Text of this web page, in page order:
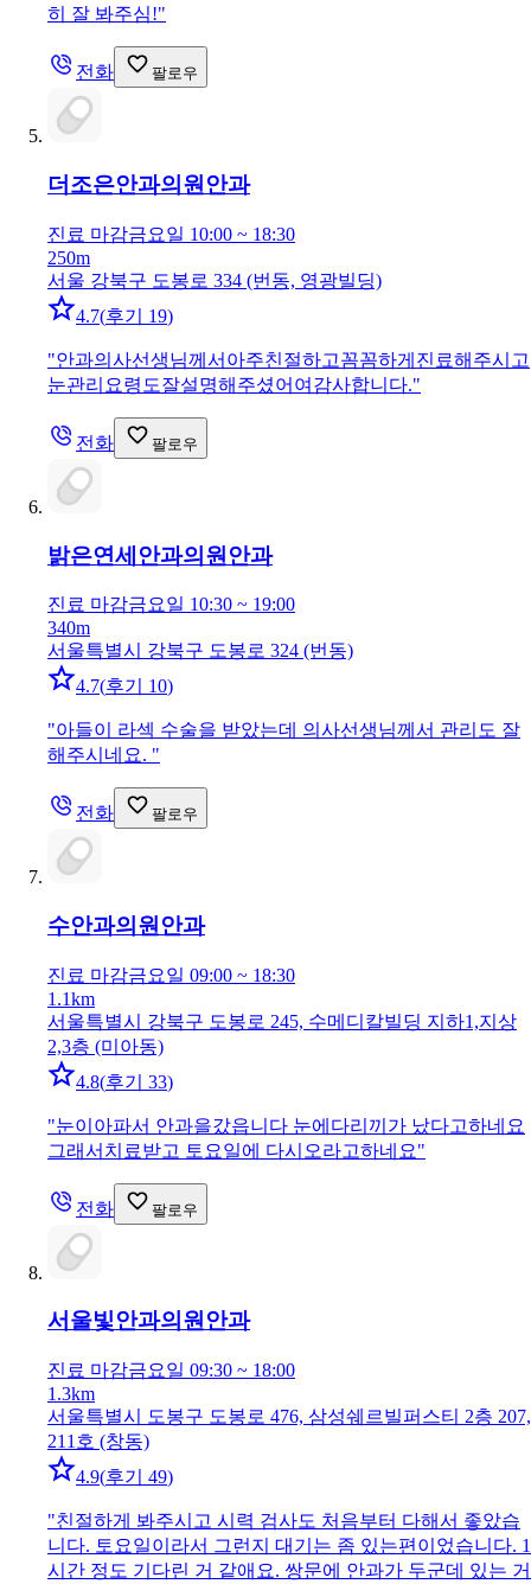
히 잘 봐주심!"
전화 팔로우
더조은안과의원 안과
진료 마감금요일 10:00 ~ 18:30
250m
서울 강북구 도봉로 334 (번동, 영광빌딩)
4.7(후기 19)
"안과의사선생님께서아주친절하고꼼꼼하게진료해주시고
눈관리요령도잘설명해주셨어여감사합니다."
전화 팔로우
밝은연세안과의원 안과
진료 마감금요일 10:30 ~ 19:00
340m
서울특별시 강북구 도봉로 324 (번동)
4.7(후기 10)
"아들이 라섹 수술을 받았는데 의사선생님께서 관리도 잘
해주시네요. "
전화 팔로우
수안과의원 안과
진료 마감금요일 09:00 ~ 18:30
1.1km
서울특별시 강북구 도봉로 245, 수메디칼빌딩 지하1,지상
2,3층 (미아동)
4.8(후기 33)
"눈이아파서 안과을갔읍니다 눈에다리끼가 났다고하네요
그래서치료받고 토요일에 다시오라고하네요"
전화 팔로우
서울빛안과의원안과
진료 마감금요일 09:30 ~ 18:00
1.3km
서울특별시 도봉구 도봉로 476, 삼성쉐르빌퍼스티 2층 207,
211호 (창동)
4.9(후기 49)
"친절하게 봐주시고 시력 검사도 처음부터 다해서 좋았습
니다. 토요일이라서 그런지 대기는 좀 있는편이었습니다. 1
시간 정도 기다린 거 같애요. 쌍문에 안과가 두군데 있는 거